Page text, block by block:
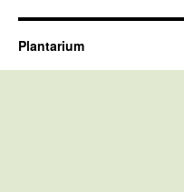
Plantarium